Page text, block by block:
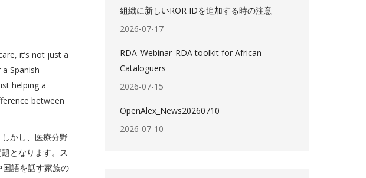
it’s not just a
Spanish-
helping a
between
かし、医療分野
となります。ス
語を話す家族の
組織に新しいROR IDを追加する時の注意
2026-07-17
RDA_Webinar_RDA toolkit for African
Cataloguers
2026-07-15
OpenAlex_News20260710
2026-07-10